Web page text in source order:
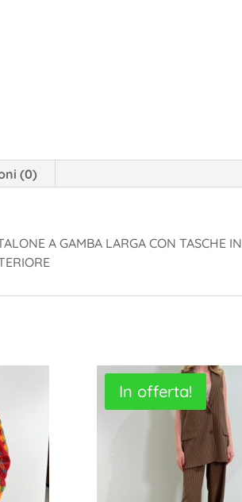
(0)
A GAMBA LARGA CON TASCHE IN
In offerta!